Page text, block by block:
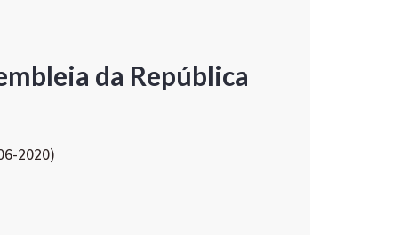
da República
2020)